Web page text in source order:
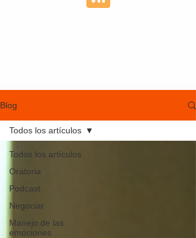
Blog
Todos los artículos
Oratoria
Podcast
Negociar
Manejo de las
emociones
Todos los artículos